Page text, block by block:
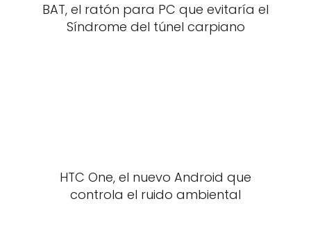
BAT, el ratón para PC que evitaría el
Síndrome del túnel carpiano
HTC One, el nuevo Android que
controla el ruido ambiental